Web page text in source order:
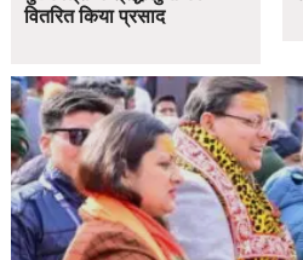
वितरित किया प्रसाद